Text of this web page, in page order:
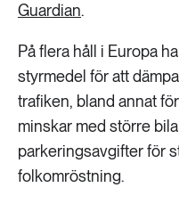
Guardian.
På flera håll i Europa
styrmedel för att
trafiken, bland annat
minskar med större
parkeringsavgifter för
folkomröstning.